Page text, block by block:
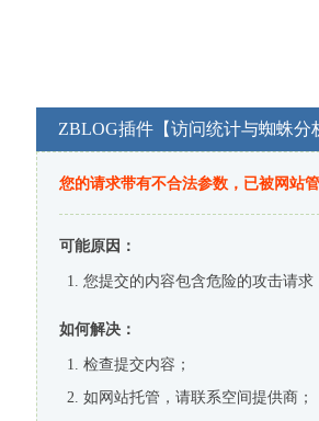
ZBLOG插件【访问统计与蜘蛛分
您的请求带有不合法参数，已被网站
可能原因：
您提交的内容包含危险的攻击请求
如何解决：
检查提交内容；
如网站托管，请联系空间提供商；